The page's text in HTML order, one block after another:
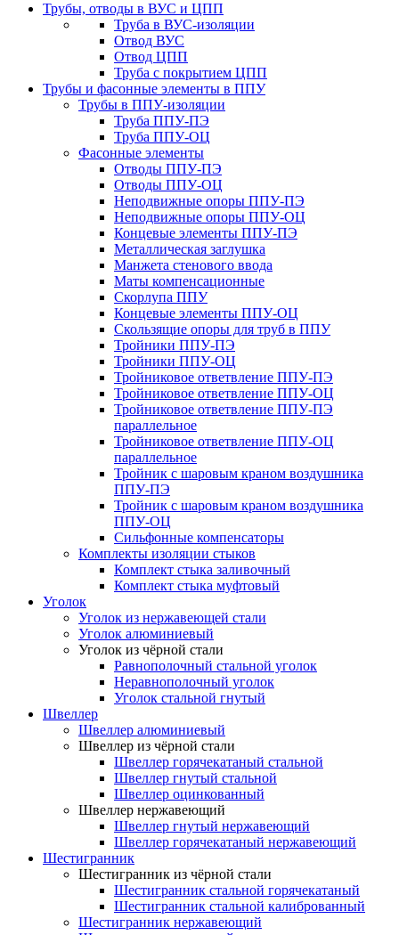
Трубы, отводы в ВУС и ЦПП
Труба в ВУС-изоляции
Отвод ВУС
Отвод ЦПП
Труба с покрытием ЦПП
Трубы и фасонные элементы в ППУ
Трубы в ППУ-изоляции
Труба ППУ-ПЭ
Труба ППУ-ОЦ
Фасонные элементы
Отводы ППУ-ПЭ
Отводы ППУ-ОЦ
Неподвижные опоры ППУ-ПЭ
Неподвижные опоры ППУ-ОЦ
Концевые элементы ППУ-ПЭ
Металлическая заглушка
Манжета стенового ввода
Маты компенсационные
Скорлупа ППУ
Концевые элементы ППУ-ОЦ
Скользящие опоры для труб в ППУ
Тройники ППУ-ПЭ
Тройники ППУ-ОЦ
Тройниковое ответвление ППУ-ПЭ
Тройниковое ответвление ППУ-ОЦ
Тройниковое ответвление ППУ-ПЭ
параллельное
Тройниковое ответвление ППУ-ОЦ
параллельное
Тройник с шаровым краном воздушника
ППУ-ПЭ
Тройник с шаровым краном воздушника
ППУ-ОЦ
Сильфонные компенсаторы
Комплекты изоляции стыков
Комплект стыка заливочный
Комплект стыка муфтовый
Уголок
Уголок из нержавеющей стали
Уголок алюминиевый
Уголок из чёрной стали
Равнополочный стальной уголок
Неравнополочный уголок
Уголок стальной гнутый
Швеллер
Швеллер алюминиевый
Швеллер из чёрной стали
Швеллер горячекатаный стальной
Швеллер гнутый стальной
Швеллер оцинкованный
Швеллер нержавеющий
Швеллер гнутый нержавеющий
Швеллер горячекатаный нержавеющий
Шестигранник
Шестигранник из чёрной стали
Шестигранник стальной горячекатаный
Шестигранник стальной калиброванный
Шестигранник нержавеющий